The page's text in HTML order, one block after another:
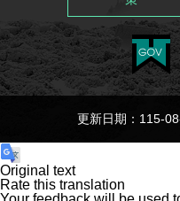
更新日期：115-
Original text
Rate this translation